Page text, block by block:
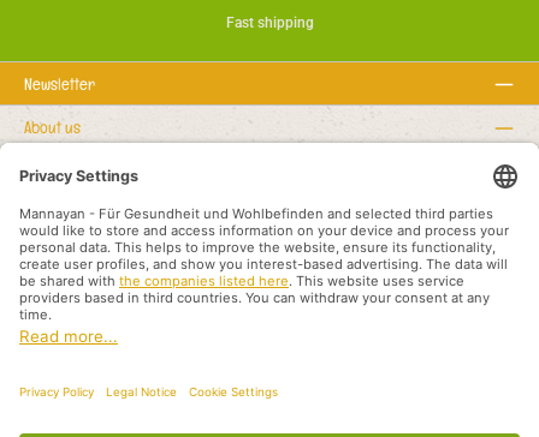
Fast shipping
Newsletter
About us
Regułki prawne
Serwisowa linia hotline
Recommended links
Metody płatności
Shipping methods
Stopka redakcyjna Ochrona danych